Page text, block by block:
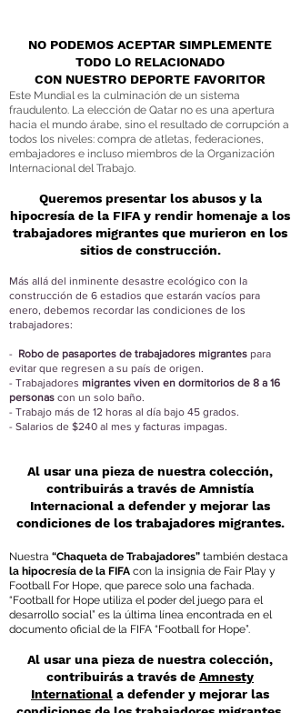
NO PODEMOS ACEPTAR SIMPLEMENTE
TODO LO RELACIONADO
CON NUESTRO DEPORTE FAVORITO​R
Este Mundial es la culminación de un sistema
fraudulento. La elección de Qatar no es una apertura
hacia el mundo árabe, sino el resultado de corrupción a
todos los niveles: compra de atletas, federaciones,
embajadores e incluso miembros de la Organización
Internacional del Trabajo.
Queremos presentar los abusos y la
hipocresía de la FIFA y rendir homenaje a los
trabajadores migrantes que murieron en los
sitios de construcción.
Más allá del inminente desastre ecológico con la
construcción de 6 estadios que estarán vacíos para
enero, debemos recordar las condiciones de los
trabajadores:
- Robo de pasaportes de trabajadores migrantes para
evitar que regresen a su país de origen.
- Trabajadores migrantes viven en dormitorios de 8 a 16
personas con un solo baño.
- Trabajo más de 12 horas al día bajo 45 grados.
- Salarios de $240 al mes y facturas impagas.
​​​Al usar una pieza de nuestra colección,
contribuirás a través de Amnistía
Internacional a defender y mejorar las
condiciones de los trabajadores migrantes.
Nuestra “Chaqueta de Trabajadores” también destaca
la hipocresía de la FIFA con la insignia de Fair Play y
Football For Hope, que parece solo una fachada.
“Football for Hope utiliza el poder del juego para el
desarrollo social” es la última línea encontrada en el
documento oficial de la FIFA “Football for Hope”.
Al usar una pieza de nuestra colección,
contribuirás a través de Amnesty
International a defender y mejorar las